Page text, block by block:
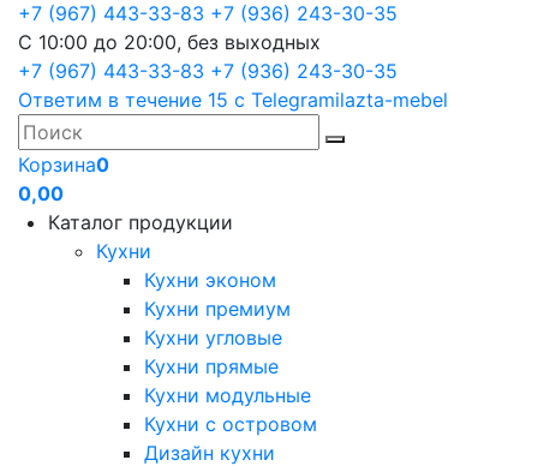
+7 (967) 443-33-83 +7 (936) 243-30-35
С 10:00 до 20:00, без выходных
+7 (967) 443-33-83 +7 (936) 243-30-35
Ответим в течение 15 с Telegramilazta-mebel
Корзина0
0,00
Каталог продукции
Кухни
Кухни эконом
Кухни премиум
Кухни угловые
Кухни прямые
Кухни модульные
Кухни с островом
Дизайн кухни